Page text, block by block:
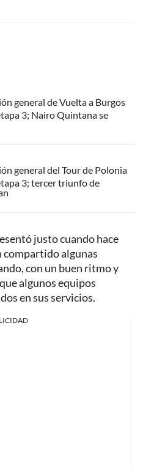
general de Vuelta a Burgos
3; Nairo Quintana se
general del Tour de Polonia
3; tercer triunfo de
justo cuando hace
compartido algunas
con un buen ritmo y
algunos equipos
en sus servicios.